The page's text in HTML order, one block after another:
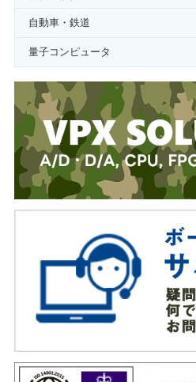
自動車・鉄道
量子コンピュータ